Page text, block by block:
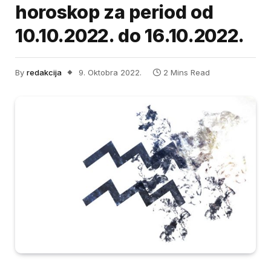
horoskop za period od
10.10.2022. do 16.10.2022.
By redakcija 9. Oktobra 2022. 2 Mins Read